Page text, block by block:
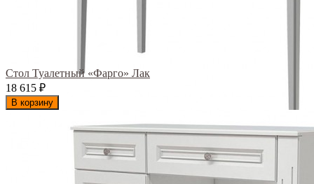
Стол Туалетный «Фарго» Лак
18 615 ₽
В корзину